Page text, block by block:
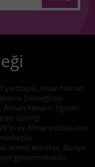
insan hakları
Derneği’nin
Yetişkin Eğitimi
İşbirliği
ve Almanya’daki ona
temsil etmekte, Dünya
göstermektedir.